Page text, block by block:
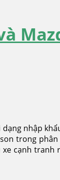
nhập
trong
cạnh